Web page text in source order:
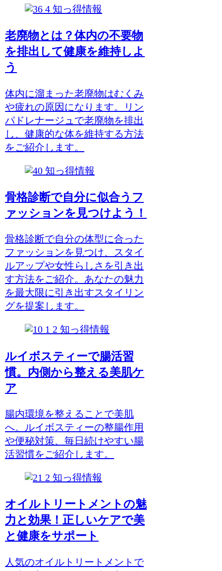
知っ得情報
老廃物とは？体内の不要物
を排出して健康を維持しよ
う
体内に溜まった老廃物はむくみ
や疲れの原因になります。リン
パドレナージュで老廃物を排出
し、健康的な体を維持する方法
をご紹介します。
知っ得情報
骨格診断で自分に似合うフ
ァッションを見つけよう！
骨格診断で自分の体型に合った
ファッションを見つけ、スタイ
ルアップや女性らしさを引き出
す方法をご紹介。あなたの魅力
を最大限に引き出すスタイリン
グを提案します。
知っ得情報
ルイボスティーで腸活習
慣。内側から整える美肌ケ
ア
腸内環境を整えることで美肌
へ。ルイボスティーの整腸作用
や便秘対策、毎日続けやすい腸
活習慣をご紹介します。
知っ得情報
オイルトリートメントの魅
力と効果！正しいケアで美
と健康をサポート
人気のオイルトリートメントで